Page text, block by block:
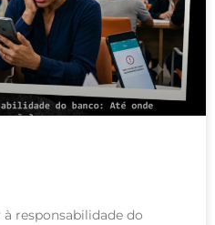
responsabilidade do